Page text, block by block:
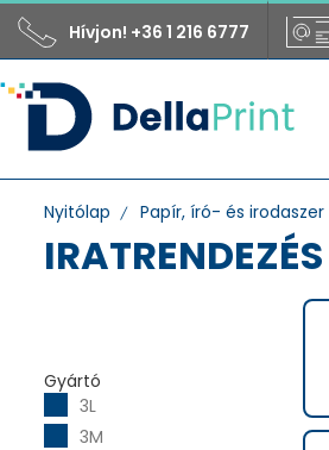
Hívjon! +36 1 216 6777
Nyitólap Papír, író- és irodaszer
IRATRENDEZÉS
Gyártó
3L
3M